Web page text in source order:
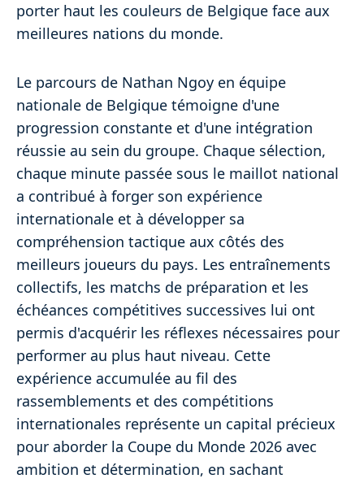
porter haut les couleurs de Belgique face aux
meilleures nations du monde.
Le parcours de Nathan Ngoy en équipe
nationale de Belgique témoigne d'une
progression constante et d'une intégration
réussie au sein du groupe. Chaque sélection,
chaque minute passée sous le maillot national
a contribué à forger son expérience
internationale et à développer sa
compréhension tactique aux côtés des
meilleurs joueurs du pays. Les entraînements
collectifs, les matchs de préparation et les
échéances compétitives successives lui ont
permis d'acquérir les réflexes nécessaires pour
performer au plus haut niveau. Cette
expérience accumulée au fil des
rassemblements et des compétitions
internationales représente un capital précieux
pour aborder la Coupe du Monde 2026 avec
ambition et détermination, en sachant